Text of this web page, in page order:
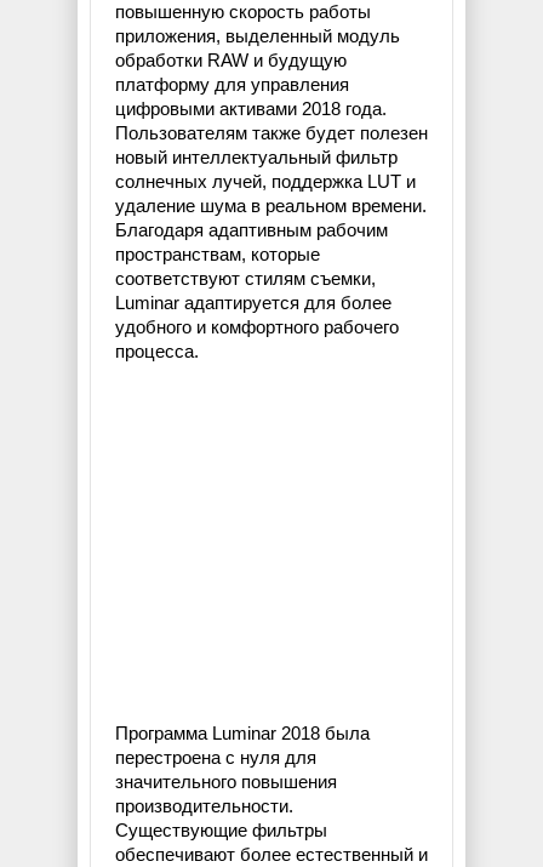
повышенную скорость работы
приложения, выделенный модуль
обработки RAW и будущую
платформу для управления
цифровыми активами 2018 года.
Пользователям также будет полезен
новый интеллектуальный фильтр
солнечных лучей, поддержка LUT и
удаление шума в реальном времени.
Благодаря адаптивным рабочим
пространствам, которые
соответствуют стилям съемки,
Luminar адаптируется для более
удобного и комфортного рабочего
процесса.
Программа Luminar 2018 была
перестроена с нуля для
значительного повышения
производительности.
Существующие фильтры
обеспечивают более естественный и